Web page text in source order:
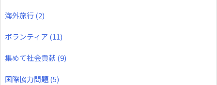
海外旅行(2)
ボランティア (11)
集めて社会貢献 (9)
国際協力問題(5)